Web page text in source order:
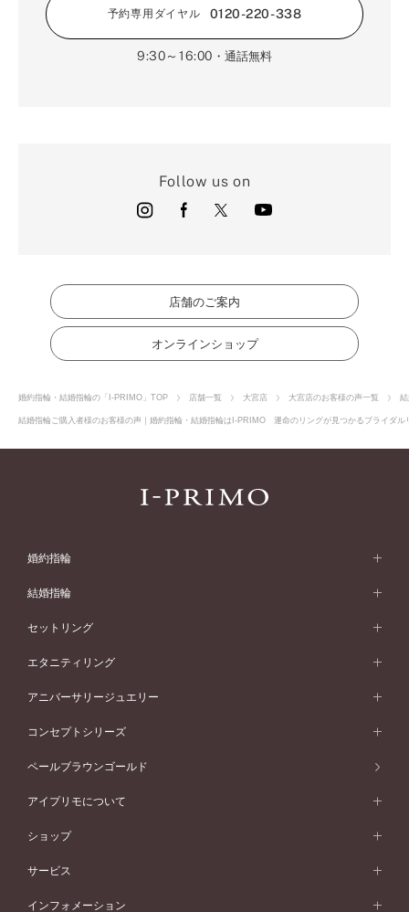
予約専用ダイヤル 0120-220-338
9:30～16:00 ・通話無料
Follow us on
店舗のご案内
オンラインショップ
婚約指輪・結婚指輪の「I-PRIMO」TOP 店舗一覧 大宮店 大宮店のお客様の声一覧
結婚指輪ご購入者様のお客様の声｜婚約指輪・結婚指輪はI-PRIMO 運命のリングが見つかるブライダ
婚約指輪
婚約指輪 (エンゲージリング)
婚約指輪一覧
ピンクゴールド
ペールブラウンゴールド
ウェーブライン
V字ライン
ワンサイドメレ
ダブルサイドメレ
シンプル
フェミニン
モード
50万円台～
40万円台～
30万円台～
婚約指輪 人気ランキング
婚約ネックレス
ダイヤモンドシェイプコレクション
結婚指輪
結婚指輪 (マリッジリング)
結婚指輪一覧
ピンクゴールド
ペールブラウンゴールド
ウェーブライン
V字ライン
ワンメレ
セベラルメレ
シンプル
フェミニン
モード
50万円～
40万円～50万円
セットリング
セットリング
セットリング一覧
ピンクゴールド
ペールブラウンゴールド
エタニティリング
エタニティリング
エタニティリング一覧
ピンクゴールド
ペールブラウンゴールド
アニバーサリージュエリー
アニバーサリージュエリー
アニバーサリージュエリー一覧
ファッションリング
ブレスレット
コンセプトシリーズ
コンセプトシリーズ
オリジンビリーフ
エトワル
スワハ
ペールブラウンゴールド
アイプリモについて
アイプリモについて
パーソナルハンド診断
デザインへのこだわり
ショップ
店舗一覧
北海道
サービス
プロポーズサポート
インフォメーション